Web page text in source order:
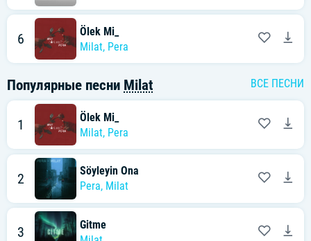
6
Ölek Mi_
Milat, Pera
Популярные песни Milat ВСЕ ПЕСНИ
1
Ölek Mi_
Milat, Pera
2
Söyleyin Ona
Pera, Milat
3
Gitme